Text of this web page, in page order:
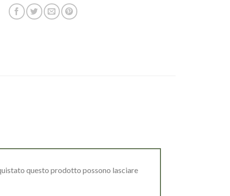
questo prodotto possono lasciare